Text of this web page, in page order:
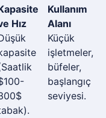
Hız
Kullanım
Alanı
Küçük
işletmeler,
büfeler,
başlangıç
seviyesi.